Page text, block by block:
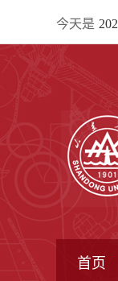
今天是
首页